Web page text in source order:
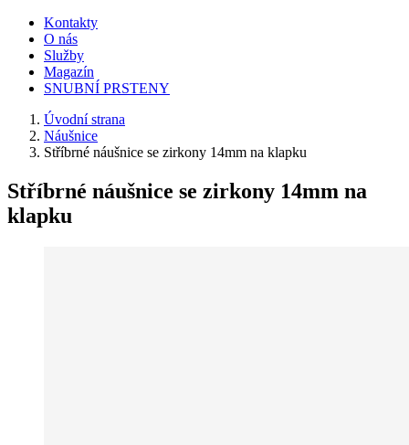
Kontakty
O nás
Služby
Magazín
SNUBNÍ PRSTENY
Úvodní strana
Náušnice
Stříbrné náušnice se zirkony 14mm na klapku
Stříbrné náušnice se zirkony 14mm na
klapku